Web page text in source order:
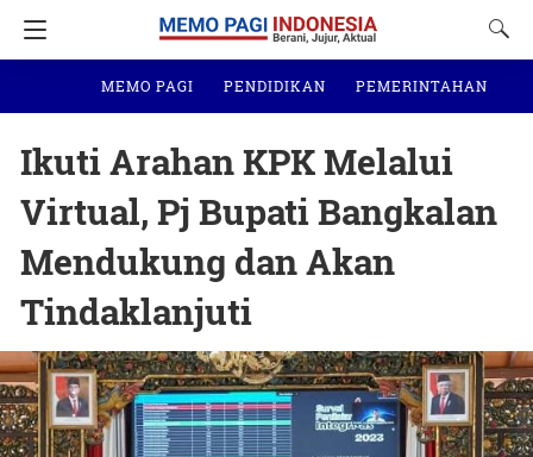
MEMO PAGI PENDIDIKAN PEMERINTAHAN
Ikuti Arahan KPK Melalui
Virtual, Pj Bupati Bangkalan
Mendukung dan Akan
Tindaklanjuti